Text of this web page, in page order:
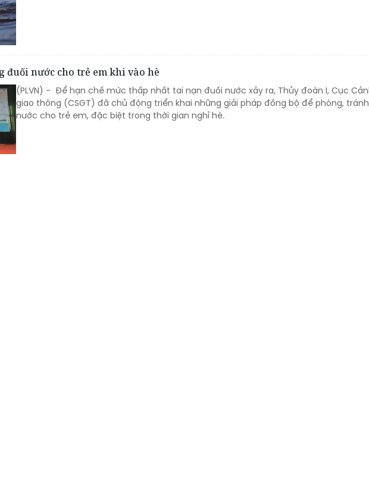
đuối nước cho trẻ em khi vào hè
(PLVN) - Để hạn chế mức thấp nhất tai nạn đuối nước xảy ra, Thủy đoàn I, Cục
giao thông (CSGT) đã chủ động triển khai những giải pháp đồng bộ để phòng,
nước cho trẻ em, đặc biệt trong thời gian nghỉ hè.